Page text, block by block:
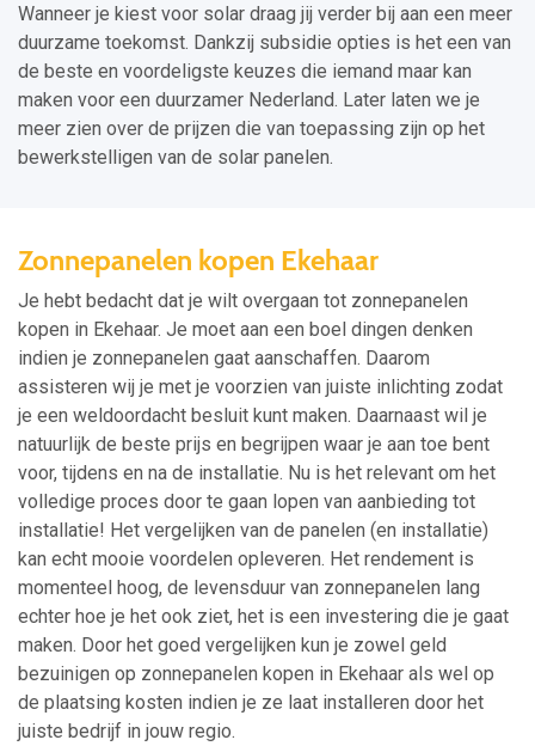
Wanneer je kiest voor solar draag jij verder bij aan een meer
duurzame toekomst. Dankzij subsidie opties is het een van
de beste en voordeligste keuzes die iemand maar kan
maken voor een duurzamer Nederland. Later laten we je
meer zien over de prijzen die van toepassing zijn op het
bewerkstelligen van de solar panelen.
Zonnepanelen kopen Ekehaar
Je hebt bedacht dat je wilt overgaan tot zonnepanelen
kopen in Ekehaar. Je moet aan een boel dingen denken
indien je zonnepanelen gaat aanschaffen. Daarom
assisteren wij je met je voorzien van juiste inlichting zodat
je een weldoordacht besluit kunt maken. Daarnaast wil je
natuurlijk de beste prijs en begrijpen waar je aan toe bent
voor, tijdens en na de installatie. Nu is het relevant om het
volledige proces door te gaan lopen van aanbieding tot
installatie! Het vergelijken van de panelen (en installatie)
kan echt mooie voordelen opleveren. Het rendement is
momenteel hoog, de levensduur van zonnepanelen lang
echter hoe je het ook ziet, het is een investering die je gaat
maken. Door het goed vergelijken kun je zowel geld
bezuinigen op zonnepanelen kopen in Ekehaar als wel op
de plaatsing kosten indien je ze laat installeren door het
juiste bedrijf in jouw regio.